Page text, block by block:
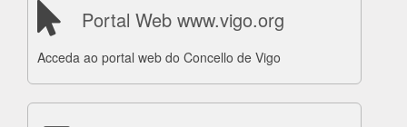
Portal Web www.vigo.org
Acceda ao portal web do Concello de Vigo